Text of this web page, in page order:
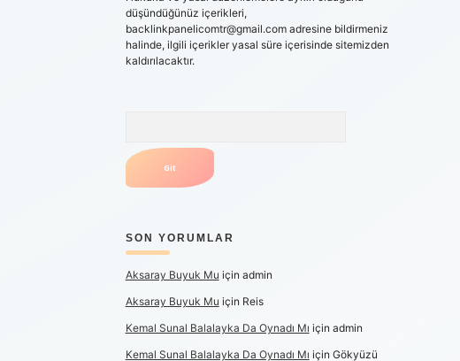
düşündüğünüz içerikleri,
backlinkpanelicomtr@gmail.comadresine bildirmeniz
halinde, ilgili içerikler yasal süre içerisinde sitemizden
kaldırılacaktır.
SON YORUMLAR
Aksaray Buyuk Mu için admin
Aksaray Buyuk Mu için Reis
Kemal Sunal Balalayka Da Oynadı Mı için admin
Kemal Sunal Balalayka Da Oynadı Mı için Gökyüzü